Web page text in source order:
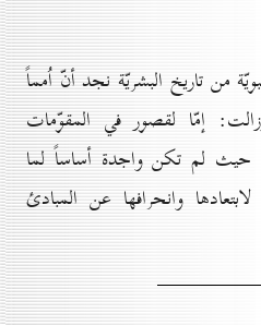
من تاريخ البشريّة نجد أنّ اُمماً
إمّا لقصور في المقوّمات
حيث لم تكن واجدة أساساً لما
وانحرافها عن المبادئ